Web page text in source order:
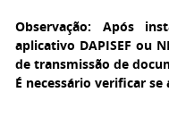
Observação: Após
aplicativo DAPISEF ou
de transmissão de
É necessário verificar